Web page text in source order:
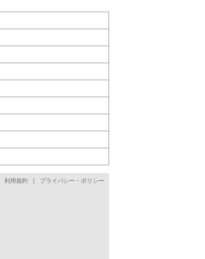
利用規約 プライバシー・ポリシー